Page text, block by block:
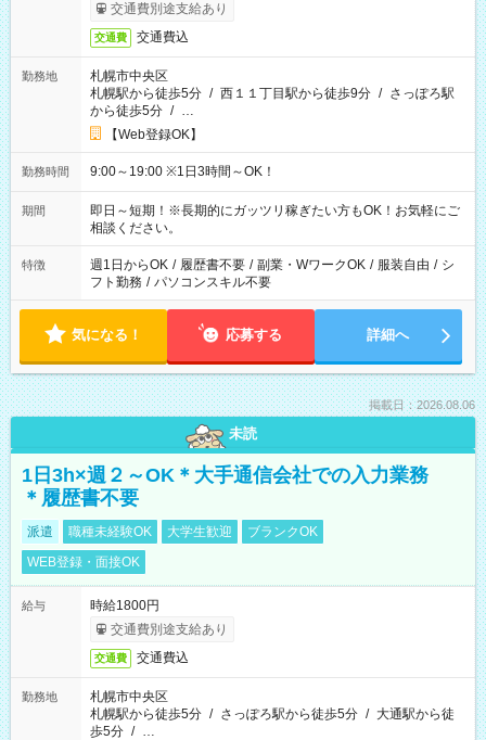
交通費別途支給あり
交通費 交通費込
勤務地
札幌市中央区
札幌駅から徒歩5分 / 西１１丁目駅から徒歩9分 / さっぽろ駅
から徒歩5分 / …
【Web登録OK】
勤務時間 9:00～19:00 ※1日3時間～OK！
期間
即日～短期！※長期的にガッツリ稼ぎたい方もOK！お気軽にご
相談ください。
特徴 週1日からOK / 履歴書不要 / 副業・WワークOK / 服装自由 / シ
フト勤務 / パソコンスキル不要
気になる！ 応募する 詳細へ
掲載日：2026.08.06
未読
1日3h×週２～OK＊大手通信会社での入力業務
＊履歴書不要
派遣 職種未経験OK 大学生歓迎
ブランクOK
WEB登録・面接OK
給与
時給1800円
交通費別途支給あり
交通費 交通費込
勤務地
札幌市中央区
札幌駅から徒歩5分 / さっぽろ駅から徒歩5分 / 大通駅から徒
歩5分 / …